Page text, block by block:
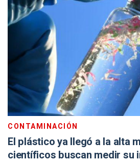
CONTAMINACIÓN
El plástico ya llegó a la alta
científicos buscan medir su